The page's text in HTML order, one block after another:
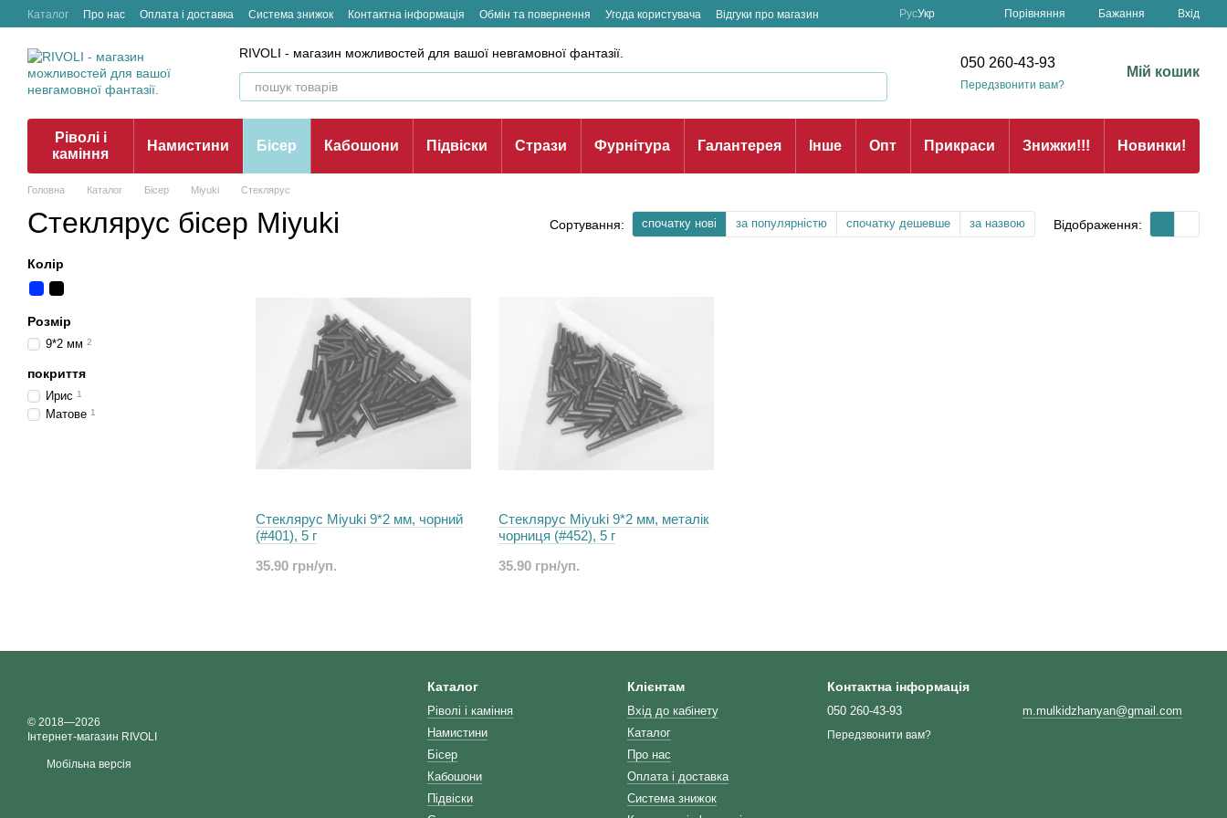
Перейти до основного контенту
Каталог Про нас Оплата і доставка Система знижок Контактна інформація Обмін та повернення Угода користувача Відгуки про магазин РусУкр Порівняння Бажання Вхід
RIVOLI - магазин можливостей для вашої невгамовної фантазії.
050 260-43-93
Передзвонити вам?
Мій кошик
Ріволі і
каміння
Намистини Бісер Кабошони Підвіски Стрази Фурнітура Галантерея Інше Опт Прикраси Знижки!!! Новинки!
Головна Каталог Бісер Miyuki Стеклярус
Стеклярус бісер Miyuki Сортування: спочатку нові за популярністю спочатку дешевше за назвою Відображення:
Стеклярус Miyuki 9*2 мм, чорний
(#401), 5 г
35.90 грн/уп.
Стеклярус Miyuki 9*2 мм, металік
чорниця (#452), 5 г
35.90 грн/уп.
Колір
Розмір
9*2 мм 2
покриття
Ирис 1
Матове 1
© 2018—2026
Інтернет-магазин RIVOLI
Мобільна версія
Каталог
Ріволі і каміння
Намистини
Бісер
Кабошони
Підвіски
Клієнтам
Вхід до кабінету
Каталог
Про нас
Оплата і доставка
Система знижок
Контактна інформація
050 260-43-93
Передзвонити вам?
m.mulkidzhanyan@gmail.com